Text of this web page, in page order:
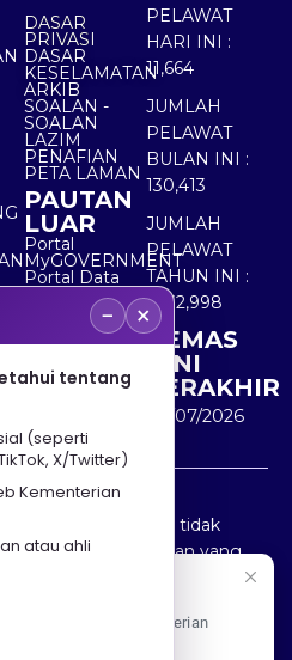
DASAR
PRIVASI
DASAR
KESELAMATAN
ARKIB
SOALAN -
SOALAN
LAZIM
PENAFIAN
PETA LAMAN
PAUTAN
LUAR
Portal
MyGOVERNMENT
Portal Data
Terbuka
Sektor Awam
PELAWAT
HARI INI :
11,664
JUMLAH
PELAWAT
BULAN INI :
130,413
JUMLAH
PELAWAT
TAHUN INI :
5,532,998
KEMAS
KINI
TERAKHIR
30/07/2026
dan Kementerian
(MOTAC) adalah tidak
atau kerugian yang
mana-mana maklumat
− ×
tentang
(seperti
X/Twitter)
Kementerian
atau ahli
ke Portal Rasmi Kementerian